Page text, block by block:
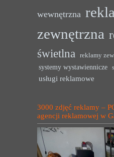
wewnętrzna
zewnętrzna
świetlna
reklamy
systemy wystawiennicze
usługi reklamowe
3000 zdjęć reklamy –
agencji reklamowej w